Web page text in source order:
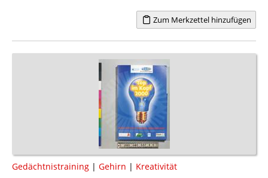
Zum Merkzettel hinzufügen
Gedächtnistraining | Gehirn | Kreativität